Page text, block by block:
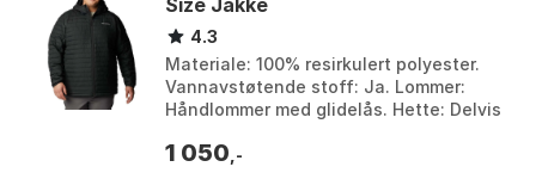
4.3
Materiale: 100% resirkulert polyester.
Vannavstøtende stoff: Ja. Lommer:
Håndlommer med glidelås. Hette: Delvis
Black. Størr...
1 050 ,-